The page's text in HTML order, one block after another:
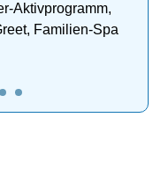
Aktivprogramm,
Familien-Spa